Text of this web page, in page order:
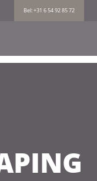
Bel: +31 6 54 92 85 72